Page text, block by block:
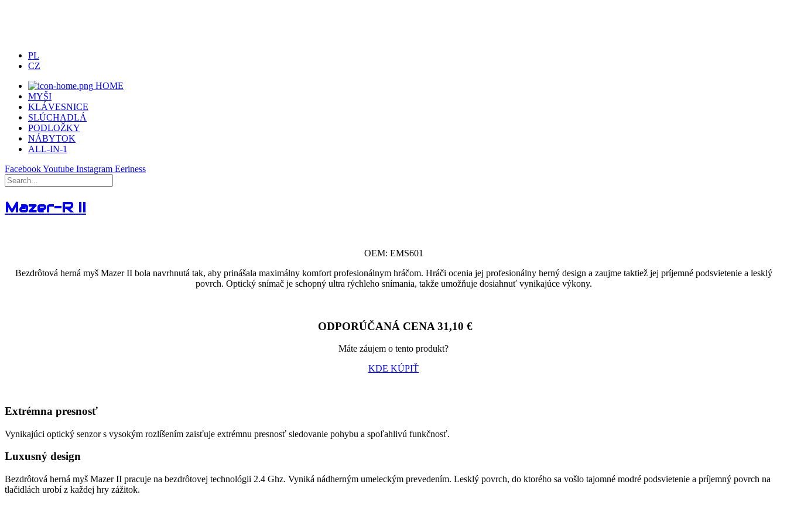
PL
CZ
HOME
MYŠI
KLÁVESNICE
SLÚCHADLÁ
PODLOŽKY
NÁBYTOK
ALL-IN-1
FacebookYoutube Instagram Eeriness
Mazer-R II
OEM: EMS601
Bezdrôtová herná myš Mazer II bola navrhnutá tak, aby prinášala maximálny komfort profesionálnym hráčom. Hráči ocenia jej profesionálny herný design a zaujme taktiež jej príjemné podsvietenie a lesklý
povrch. Optický snímač je schopný ultra rýchleho snímania, takže umožňuje dosiahnuť vynikajúce výkony.
ODPORÚČANÁ CENA 31,10 €
Máte záujem o tento produkt?
KDE KÚPIŤ
Extrémna presnosť
Vynikajúci optický senzor s vysokým rozlíšením zaisťuje extrémnu presnosť sledovanie pohybu a spoľahlivú funkčnosť.
Luxusný design
Bezdrôtová herná myš Mazer II pracuje na bezdrôtovej technológii 2.4 Ghz. Vyniká nádherným umeleckým prevedením. Lesklý povrch, do ktorého sa vošlo tajomné modré podsvietenie a príjemný povrch na
tlačidlách urobí z každej hry zážitok.